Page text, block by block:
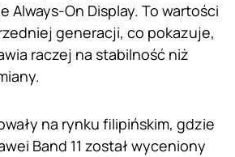
Always-On Display. To wartości
generacji, co pokazuje,
raczej na stabilność niż
na rynku filipińskim, gdzie
Band 11 został wyceniony